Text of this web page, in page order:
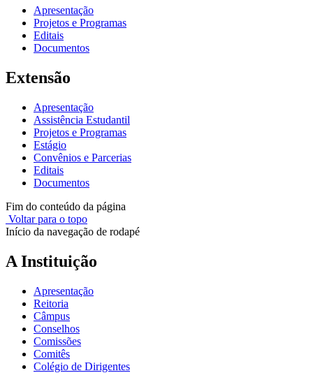
Apresentação
Projetos e Programas
Editais
Documentos
Extensão
Apresentação
Assistência Estudantil
Projetos e Programas
Estágio
Convênios e Parcerias
Editais
Documentos
Fim do conteúdo da página
Voltar para o topo
Início da navegação de rodapé
A Instituição
Apresentação
Reitoria
Câmpus
Conselhos
Comissões
Comitês
Colégio de Dirigentes